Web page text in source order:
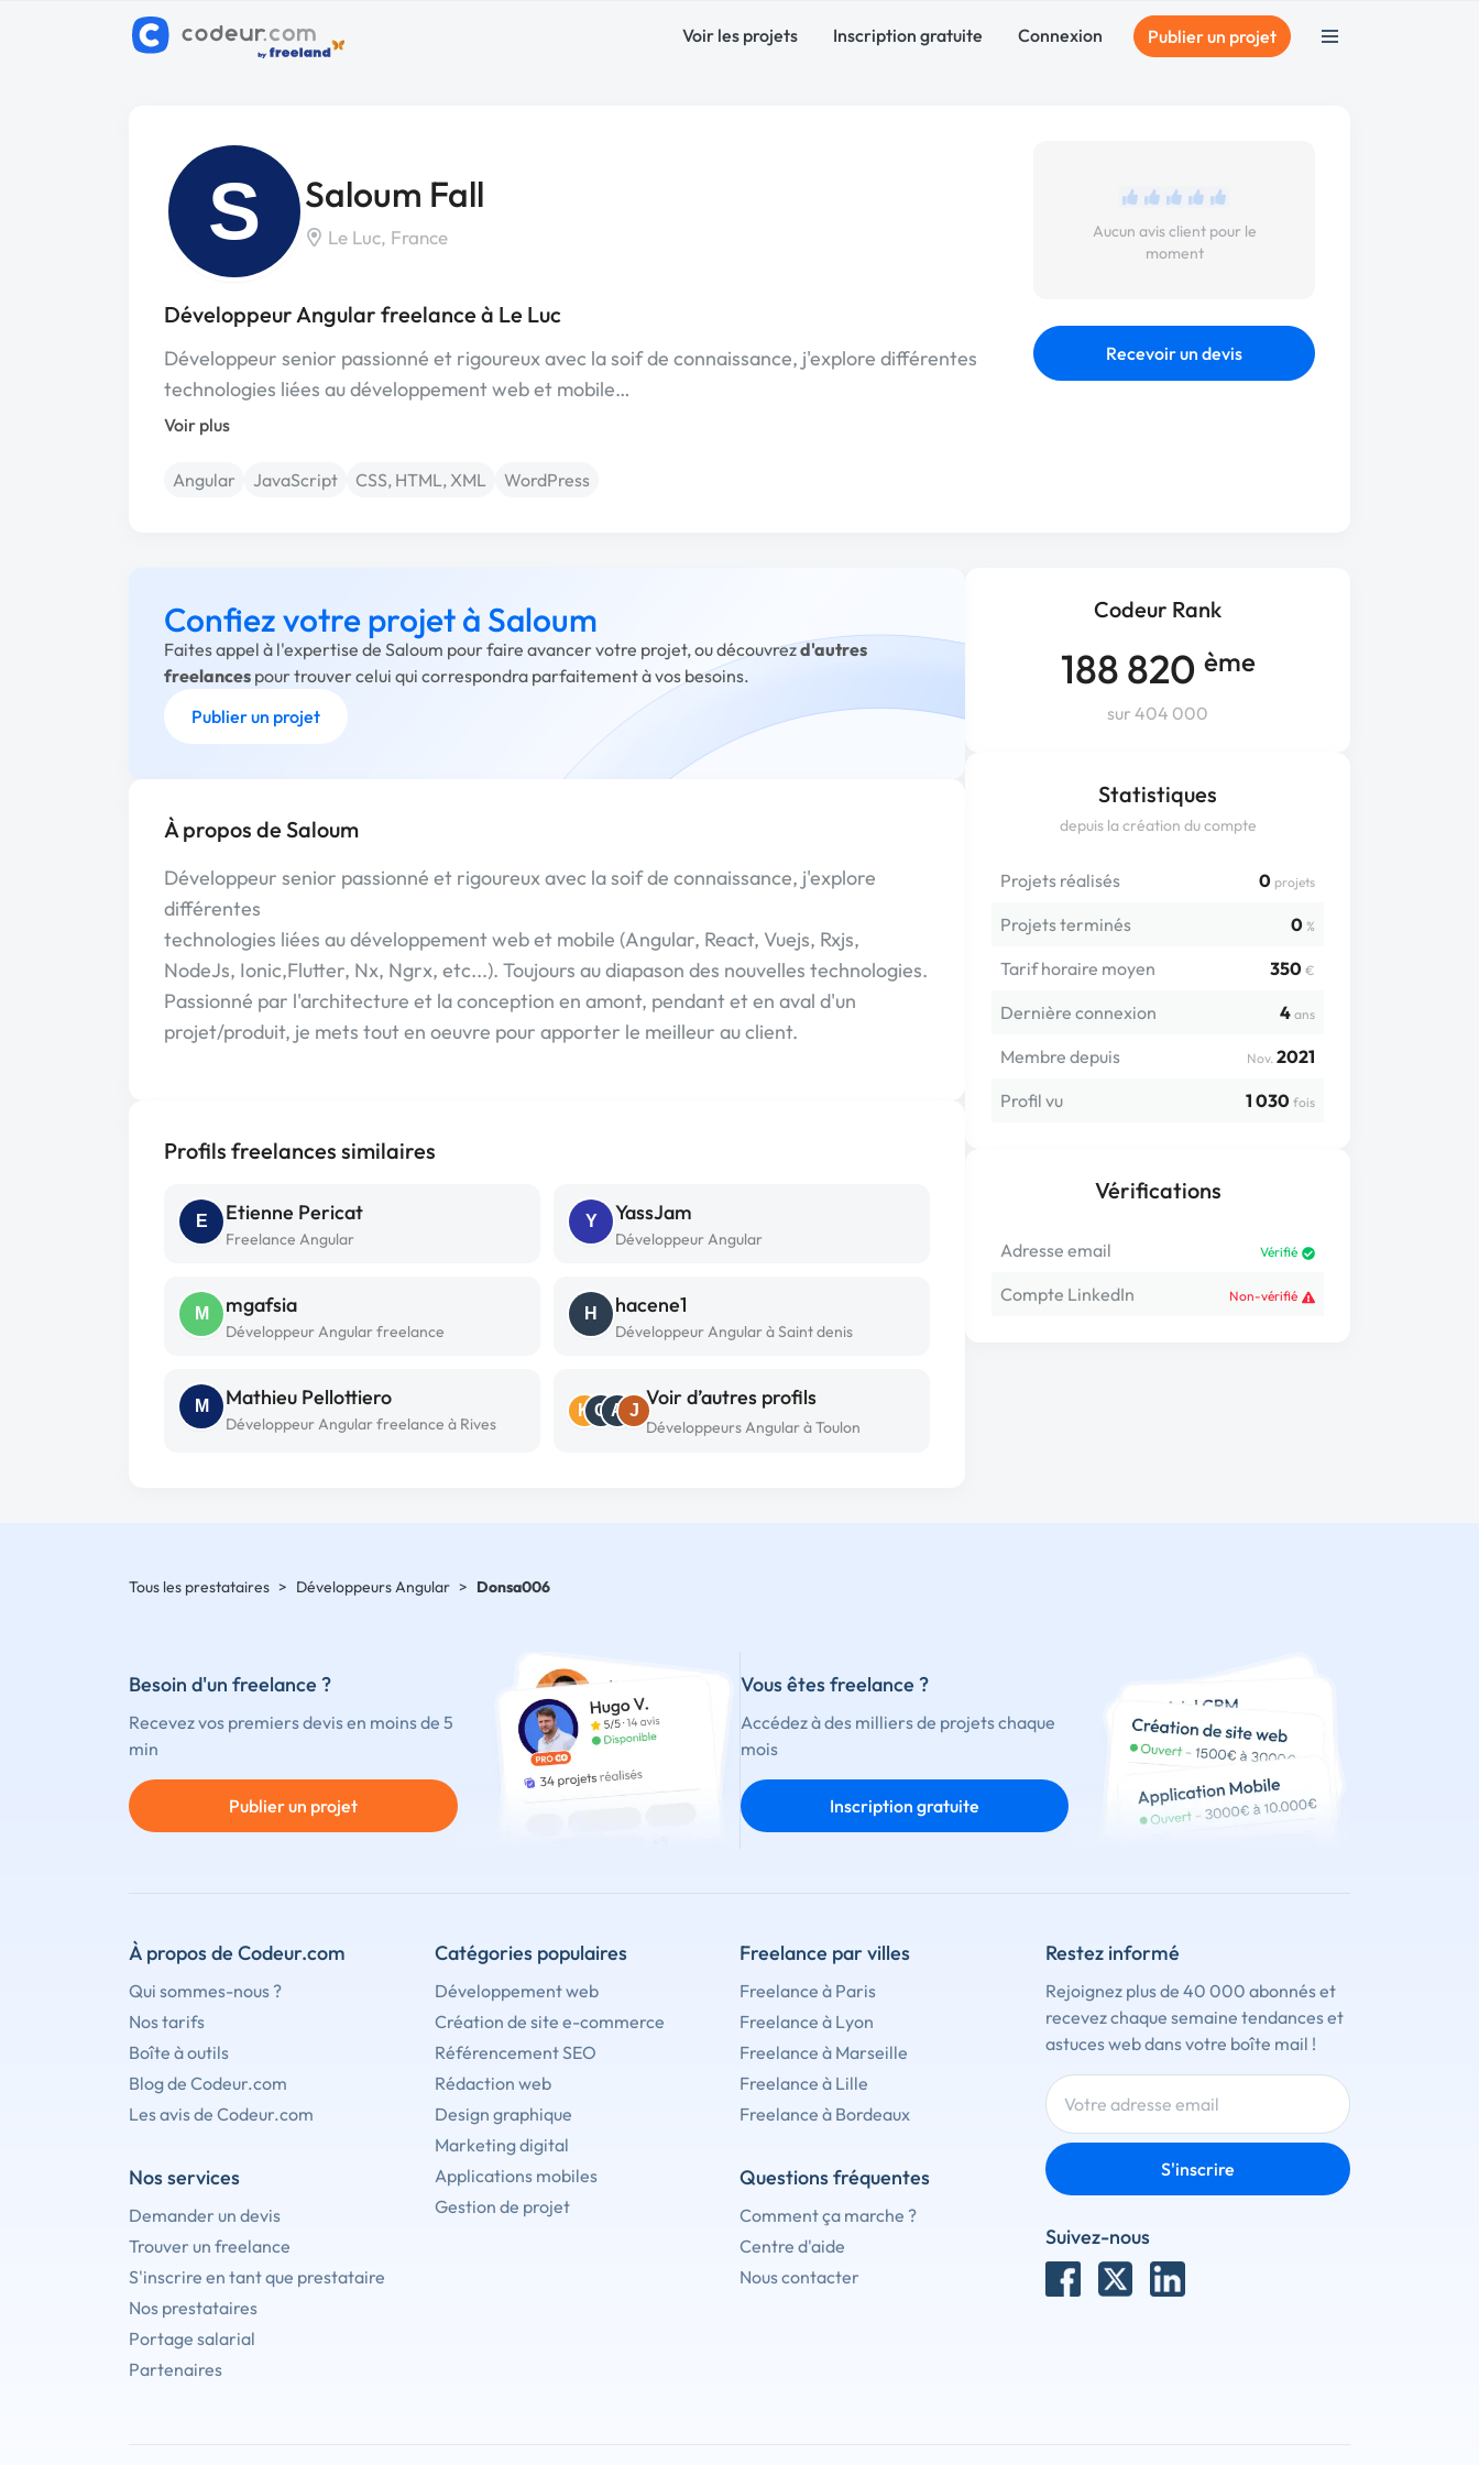
Voir les projets Inscription gratuite Connexion Publier un projet
S Saloum Fall
Le Luc, France
Développeur Angular freelance à Le Luc
Développeur senior passionné et rigoureux avec la soif de connaissance, j'explore différentes
technologies liées au développement web et mobile…
Voir plus
Angular JavaScript CSS, HTML, XML WordPress
Aucun avis client pour le
moment
Recevoir un devis
Codeur Rank
188 820 ème
sur 404 000
Statistiques
depuis la création du compte
Projets réalisés 0 projets
Projets terminés 0 %
Tarif horaire moyen 350 €
Dernière connexion 4 ans
Membre depuis Nov. 2021
Profil vu
1 030 fois
Vérifications
Adresse email Vérifié
Compte LinkedIn Non-vérifié
Confiez votre projet à Saloum
Faites appel à l'expertise de Saloum pour faire avancer votre projet, ou découvrezd'autres
freelances pour trouver celui qui correspondra parfaitement à vos besoins.
Publier un projet
À propos de Saloum
Développeur senior passionné et rigoureux avec la soif de connaissance, j'explore
différentes
technologies liées au développement web et mobile (Angular, React, Vuejs, Rxjs,
NodeJs, Ionic,Flutter, Nx, Ngrx, etc...). Toujours au diapason des nouvelles technologies.
Passionné par l'architecture et la conception en amont, pendant et en aval d'un
projet/produit, je mets tout en oeuvre pour apporter le meilleur au client.
Profils freelances similaires
E Etienne Pericat
Freelance Angular
Y YassJam
Développeur Angular
M mgafsia
Développeur Angular freelance
H hacene1
Développeur Angular à Saint denis
M Mathieu Pellottiero
Développeur Angular freelance à Rives
K C A J
Voir d’autres profils
Développeurs Angular à Toulon
Tous les prestataires > Développeurs Angular > Donsa006
Besoin d'un freelance ?
Recevez vos premiers devis en moins de 5
min
Publier un projet
Vous êtes freelance ?
Accédez à des milliers de projets chaque
mois
Inscription gratuite
À propos de Codeur.com
Qui sommes-nous ?
Nos tarifs
Boîte à outils
Blog de Codeur.com
Les avis de Codeur.com
Nos services
Demander un devis
Trouver un freelance
S'inscrire en tant que prestataire
Nos prestataires
Portage salarial
Partenaires
Catégories populaires
Développement web
Création de site e-commerce
Référencement SEO
Rédaction web
Design graphique
Marketing digital
Applications mobiles
Gestion de projet
Freelance par villes
Freelance à Paris
Freelance à Lyon
Freelance à Marseille
Freelance à Lille
Freelance à Bordeaux
Questions fréquentes
Comment ça marche ?
Centre d'aide
Nous contacter
Restez informé
Rejoignez plus de 40 000 abonnés et
recevez chaque semaine tendances et
astuces web dans votre boîte mail !
S'inscrire
Suivez-nous